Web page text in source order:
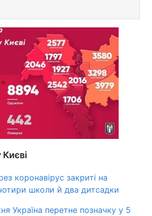
коронавірус закриті на
школи й два дитсадки
Україна перетне позначку у 5